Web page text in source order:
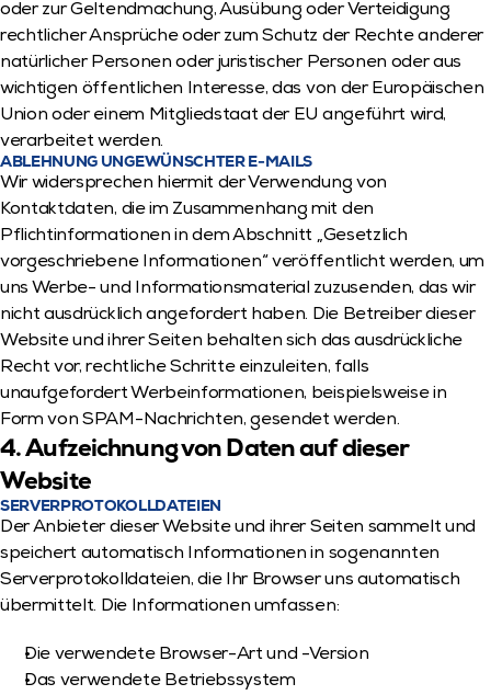
oder zur Geltendmachung, Ausübung oder Verteidigung
rechtlicher Ansprüche oder zum Schutz der Rechte anderer
natürlicher Personen oder juristischer Personen oder aus
wichtigen öffentlichen Interesse, das von der Europäischen
Union oder einem Mitgliedstaat der EU angeführt wird,
verarbeitet werden.
ABLEHNUNG UNGEWÜNSCHTER E-MAILS
Wir widersprechen hiermit der Verwendung von
Kontaktdaten, die im Zusammenhang mit den
Pflichtinformationen in dem Abschnitt „Gesetzlich
vorgeschriebene Informationen“ veröffentlicht werden, um
uns Werbe- und Informationsmaterial zuzusenden, das wir
nicht ausdrücklich angefordert haben. Die Betreiber dieser
Website und ihrer Seiten behalten sich das ausdrückliche
Recht vor, rechtliche Schritte einzuleiten, falls
unaufgefordert Werbeinformationen, beispielsweise in
Form von SPAM-Nachrichten, gesendet werden.
4. Aufzeichnung von Daten auf dieser
Website
SERVERPROTOKOLLDATEIEN
Der Anbieter dieser Website und ihrer Seiten sammelt und
speichert automatisch Informationen in sogenannten
Serverprotokolldateien, die Ihr Browser uns automatisch
übermittelt. Die Informationen umfassen:
Die verwendete Browser-Art und -Version
Das verwendete Betriebssystem